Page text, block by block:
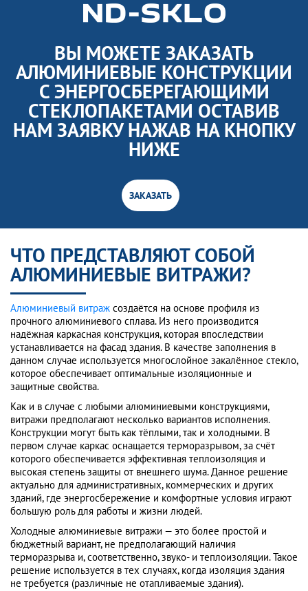
ВЫ МОЖЕТЕ ЗАКАЗАТЬ
АЛЮМИНИЕВЫЕ КОНСТРУКЦИИ
С ЭНЕРГОСБЕРЕГАЮЩИМИ
СТЕКЛОПАКЕТАМИ ОСТАВИВ
НАМ ЗАЯВКУ НАЖАВ НА КНОПКУ
НИЖЕ
ЗАКАЗАТЬ
ЧТО ПРЕДСТАВЛЯЮТ СОБОЙ
АЛЮМИНИЕВЫЕ ВИТРАЖИ?
Алюминиевый витраж создаётся на основе профиля из
прочного алюминиевого сплава. Из него производится
надёжная каркасная конструкция, которая впоследствии
устанавливается на фасад здания. В качестве заполнения в
данном случае используется многослойное закалённое стекло,
которое обеспечивает оптимальные изоляционные и
защитные свойства.
Как и в случае с любыми алюминиевыми конструкциями,
витражи предполагают несколько вариантов исполнения.
Конструкции могут быть как тёплыми, так и холодными. В
первом случае каркас оснащается терморазрывом, за счёт
которого обеспечивается эффективная теплоизоляция и
высокая степень защиты от внешнего шума. Данное решение
актуально для административных, коммерческих и других
зданий, где энергосбережение и комфортные условия играют
большую роль для работы и жизни людей.
Холодные алюминиевые витражи — это более простой и
бюджетный вариант, не предполагающий наличия
терморазрыва и, соответственно, звуко- и теплоизоляции. Такое
решение используется в тех случаях, когда изоляция здания
не требуется (различные не отапливаемые здания).